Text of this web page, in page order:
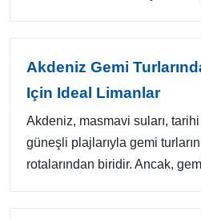
Akdeniz Gemi
Için Ideal Limanlar
Akdeniz, masmavi suları,
güneşli plajlarıyla gemi
rotalarından biridir. Ancak,